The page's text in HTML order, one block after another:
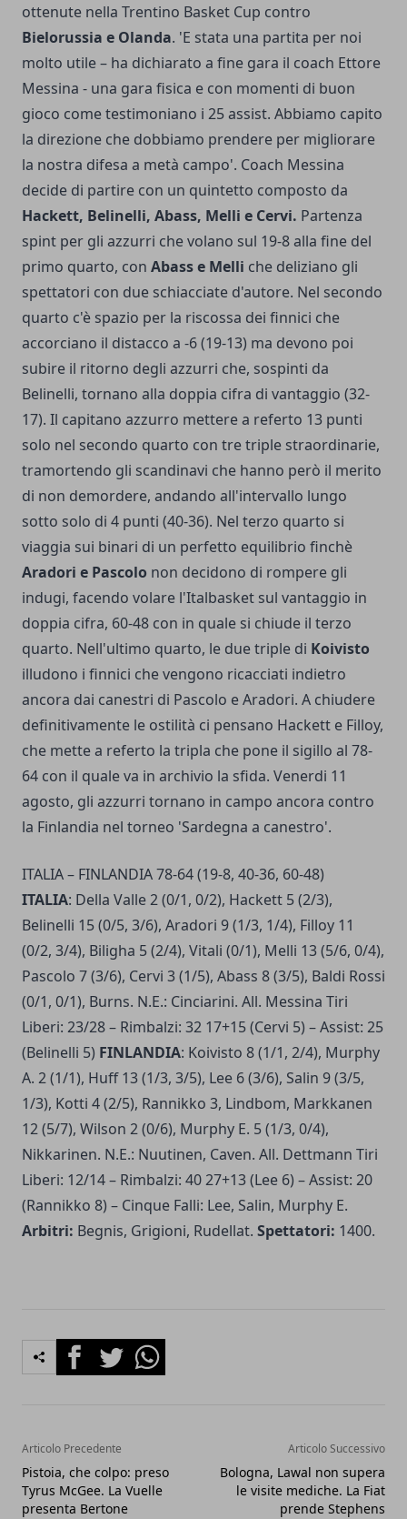
ottenute nella Trentino Basket Cup contro
Bielorussia e Olanda. 'E stata una partita per noi
molto utile – ha dichiarato a fine gara il coach Ettore
Messina - una gara fisica e con momenti di buon
gioco come testimoniano i 25 assist. Abbiamo capito
la direzione che dobbiamo prendere per migliorare
la nostra difesa a metà campo'. Coach Messina
decide di partire con un quintetto composto da
Hackett, Belinelli, Abass, Melli e Cervi. Partenza
spint per gli azzurri che volano sul 19-8 alla fine del
primo quarto, con Abass e Melli che deliziano gli
spettatori con due schiacciate d'autore. Nel secondo
quarto c'è spazio per la riscossa dei finnici che
accorciano il distacco a -6 (19-13) ma devono poi
subire il ritorno degli azzurri che, sospinti da
Belinelli, tornano alla doppia cifra di vantaggio (32-
17). Il capitano azzurro mettere a referto 13 punti
solo nel secondo quarto con tre triple straordinarie,
tramortendo gli scandinavi che hanno però il merito
di non demordere, andando all'intervallo lungo
sotto solo di 4 punti (40-36). Nel terzo quarto si
viaggia sui binari di un perfetto equilibrio finchè
Aradori e Pascolo non decidono di rompere gli
indugi, facendo volare l'Italbasket sul vantaggio in
doppia cifra, 60-48 con in quale si chiude il terzo
quarto. Nell'ultimo quarto, le due triple di Koivisto
illudono i finnici che vengono ricacciati indietro
ancora dai canestri di Pascolo e Aradori. A chiudere
definitivamente le ostilità ci pensano Hackett e Filloy,
che mette a referto la tripla che pone il sigillo al 78-
64 con il quale va in archivio la sfida. Venerdi 11
agosto, gli azzurri tornano in campo ancora contro
la Finlandia nel torneo 'Sardegna a canestro'.
ITALIA – FINLANDIA 78-64 (19-8, 40-36, 60-48)
ITALIA: Della Valle 2 (0/1, 0/2), Hackett 5 (2/3),
Belinelli 15 (0/5, 3/6), Aradori 9 (1/3, 1/4), Filloy 11
(0/2, 3/4), Biligha 5 (2/4), Vitali (0/1), Melli 13 (5/6, 0/4),
Pascolo 7 (3/6), Cervi 3 (1/5), Abass 8 (3/5), Baldi Rossi
(0/1, 0/1), Burns. N.E.: Cinciarini. All. Messina Tiri
Liberi: 23/28 – Rimbalzi: 32 17+15 (Cervi 5) – Assist: 25
(Belinelli 5) FINLANDIA: Koivisto 8 (1/1, 2/4), Murphy
A. 2 (1/1), Huff 13 (1/3, 3/5), Lee 6 (3/6), Salin 9 (3/5,
1/3), Kotti 4 (2/5), Rannikko 3, Lindbom, Markkanen
12 (5/7), Wilson 2 (0/6), Murphy E. 5 (1/3, 0/4),
Nikkarinen. N.E.: Nuutinen, Caven. All. Dettmann Tiri
Liberi: 12/14 – Rimbalzi: 40 27+13 (Lee 6) – Assist: 20
(Rannikko 8) – Cinque Falli: Lee, Salin, Murphy E.
Arbitri: Begnis, Grigioni, Rudellat. Spettatori: 1400.
FacebookTwitterWhatsapp
Articolo Precedente
Pistoia, che colpo: preso
Tyrus McGee. La Vuelle
presenta Bertone
Articolo Successivo
Bologna, Lawal non supera
le visite mediche. La Fiat
prende Stephens